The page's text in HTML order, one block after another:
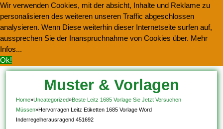
Wir verwenden Cookies, mit der absicht, Inhalte und Reklame zu
personalisieren des weiteren unseren Traffic abgeschlossen
analysieren. Wenn Diese weiterhin dieser Internetseite surfen auf,
aussprechen Sie der Inanspruchnahme von Cookies über. Mehr
Infos...
Ok!
Muster & Vorlagen
Kostenlos Herunterladen
Home»Uncategorized»Beste Leitz 1685 Vorlage Sie Jetzt Versuchen
Müssen»Hervorragen Leitz Etiketten 1685 Vorlage Word
Inderregelherausragend 451692